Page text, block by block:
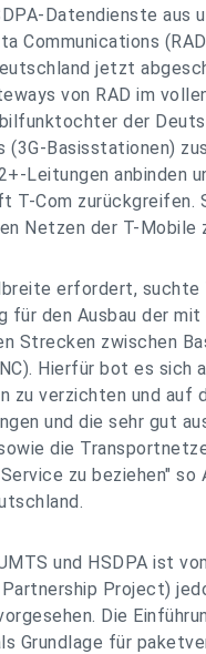
Datendienste aus
Communications
jetzt
von RAD im
der
(3G-Basisstationen)
Leitungen anbinden
T-Com zurückgreifen.
Netzen der T-Mobile
erfordert, suchte
für den Ausbau der
Strecken zwischen
Hierfür bot es sich
zu verzichten und auf
und die sehr gut
die
zu beziehen" so
und HSDPA ist
Project)
Die
Grundlage für